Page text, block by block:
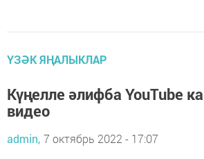
ҮЗӘК ЯҢАЛЫКЛАР
Күңелле әлифба YouTube
видео
admin, 7 октябрь 2022 - 17:07